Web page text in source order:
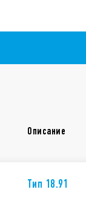
Описание
Тип 18.91